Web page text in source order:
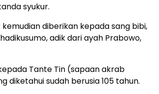
syukur.
diberikan kepada sang bibi,
adik dari ayah Prabowo,
Tante Tin (sapaan akrab
diketahui sudah berusia 105 tahun.